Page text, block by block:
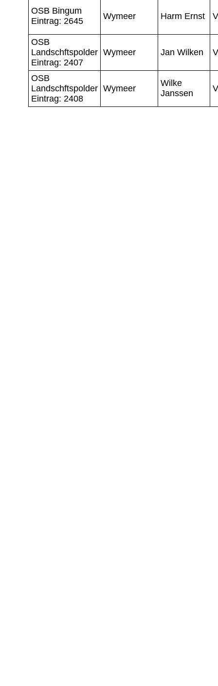
OSB Bingum
Eintrag: 2645
Wymeer Harm Ernst
OSB
Landschftspolder
Eintrag: 2407
Wymeer Jan Wilken
OSB
Landschftspolder
Eintrag: 2408
Wymeer
Wilke
Janssen